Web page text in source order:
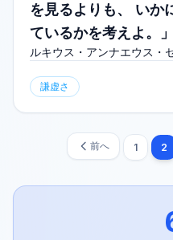
を見るよりも、 いか
ているかを考えよ。」
ルキウス・アンナエウス・
謙虚さ
前へ 1 2